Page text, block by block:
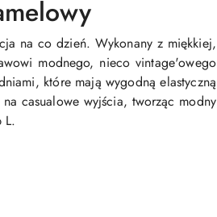
na co dzień. Wykonany z miękkiej,
modnego, nieco vintage'owego
które mają wygodną elastyczną
casualowe wyjścia, tworząc modny
L.